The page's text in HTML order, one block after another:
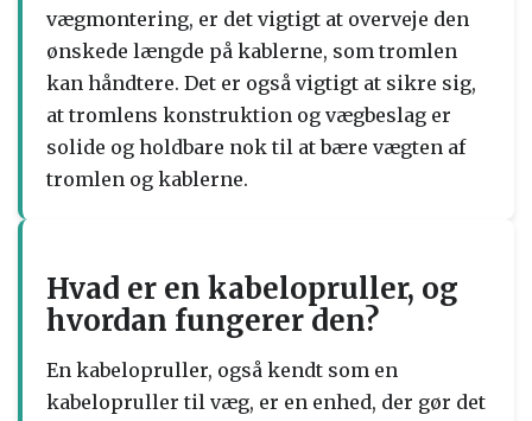
vægmontering, er det vigtigt at overveje den
ønskede længde på kablerne, som tromlen
kan håndtere. Det er også vigtigt at sikre sig,
at tromlens konstruktion og vægbeslag er
solide og holdbare nok til at bære vægten af
tromlen og kablerne.
Hvad er en kabelopruller, og
hvordan fungerer den?
En kabelopruller, også kendt som en
kabelopruller til væg, er en enhed, der gør det